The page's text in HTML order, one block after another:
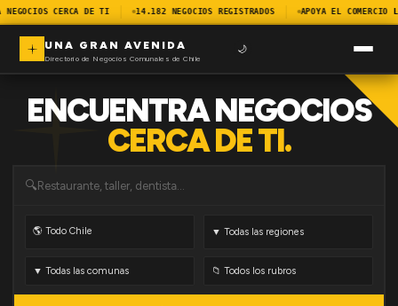
NEGOCIOS CERCA DE TI 14.182 NEGOCIOS REGISTRADOS APOYA EL COMERCIO
UNA GRAN AVENIDA
Directorio de Negocios Comunales de Chile
🌙
ENCUENTRA NEGOCIOS
CERCA DE TI.
🔍